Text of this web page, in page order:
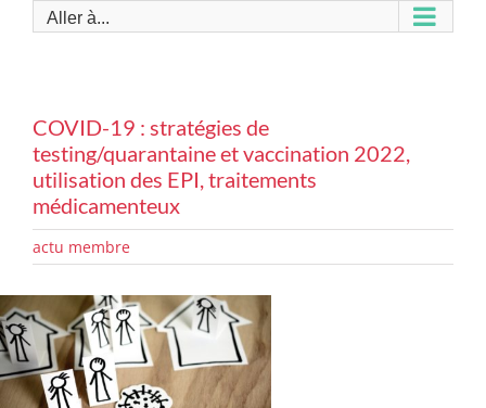
Aller à...
COVID-19 : stratégies de
testing/quarantaine et vaccination 2022,
utilisation des EPI, traitements
médicamenteux
actu membre